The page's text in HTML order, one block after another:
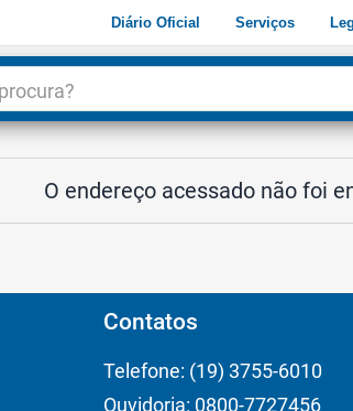
Diário Oficial Serviços
O endereço acessado não foi
Contatos
Telefone: (19) 3755-6010
Ouvidoria: 0800-7727456